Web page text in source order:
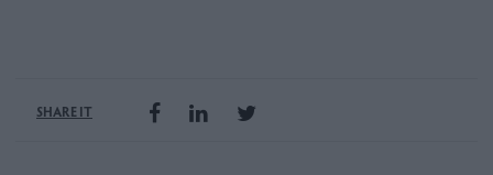
SHARE IT